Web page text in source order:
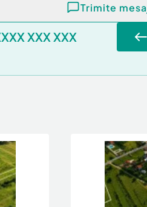
Trimite
XXX XXX